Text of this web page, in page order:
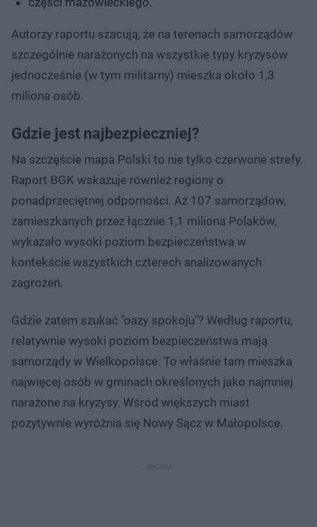
Autorzy raportu szacują, że na terenach samorządów
szczególnie narażonych na wszystkie typy kryzysów
jednocześnie (w tym militarny) mieszka około 1,3
miliona osób.
Gdzie jest najbezpieczniej?
Na szczęście mapa Polski to nie tylko czerwone strefy.
Raport BGK wskazuje również regiony o
ponadprzeciętnej odporności. Aż 107 samorządów,
zamieszkanych przez łącznie 1,1 miliona Polaków,
wykazało wysoki poziom bezpieczeństwa w
kontekście wszystkich czterech analizowanych
zagrożeń.
Gdzie zatem szukać "oazy spokoju"? Według raportu,
relatywnie wysoki poziom bezpieczeństwa mają
samorządy w Wielkopolsce. To właśnie tam mieszka
najwięcej osób w gminach określonych jako najmniej
narażone na kryzysy. Wśród większych miast
pozytywnie wyróżnia się Nowy Sącz w Małopolsce.